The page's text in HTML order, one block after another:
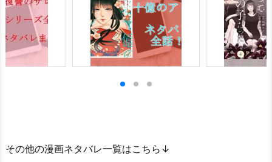
その他の漫画ネタバレ一覧はこちら↓